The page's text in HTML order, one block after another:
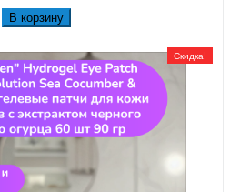
В корзину
Скидка!